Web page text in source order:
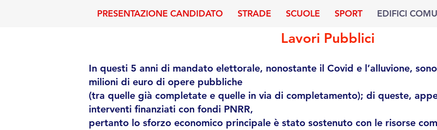
PRESENTAZIONE CANDIDATO STRADE SCUOLE SPORT EDIFICI
Lavori Pubblici
In questi 5 anni di mandato elettorale, nonostante il Covid e l’alluvione,
milioni di euro di opere pubbliche
(tra quelle già completate e quelle in via di completamento); di queste,
interventi finanziati con fondi PNRR,
pertanto lo sforzo economico principale è stato sostenuto con le risorse